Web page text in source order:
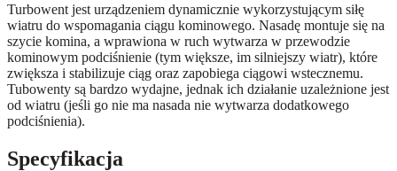
Turbowent jest urządzeniem dynamicznie wykorzystującym siłę
wiatru do wspomagania ciągu kominowego. Nasadę montuje się na
szycie komina, a wprawiona w ruch wytwarza w przewodzie
kominowym podciśnienie (tym większe, im silniejszy wiatr), które
zwiększa i stabilizuje ciąg oraz zapobiega ciągowi wstecznemu.
Tubowenty są bardzo wydajne, jednak ich działanie uzależnione jest
od wiatru (jeśli go nie ma nasada nie wytwarza dodatkowego
podciśnienia).
Specyfikacja